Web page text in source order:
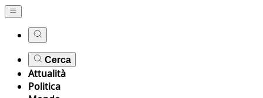
Cerca
Attualità
Politica